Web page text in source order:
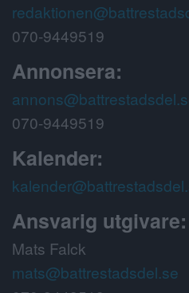
070-9449519
Annonsera:
070-9449519
Kalender:
Ansvarig utgivare:
Mats Falck
mats@battrestadsdel.se